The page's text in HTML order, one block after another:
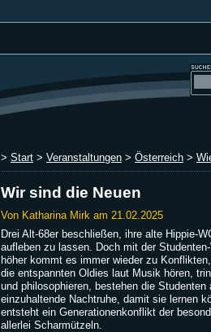
> Start > Veranstaltungen > Österreich >
Wir sind die Neuen
Von Katharina Mirk am 21.02.2025
Drei Alt-68er beschließen, ihre alte Hippie-
aufleben zu lassen. Doch mit der
höher kommt es immer wieder zu
die entspannten Oldies laut Musik hören,
und philosophieren, bestehen die Studenten
einzuhaltende Nachtruhe, damit sie lernen
entsteht ein Generationenkonflikt der
allerlei Scharmützeln.